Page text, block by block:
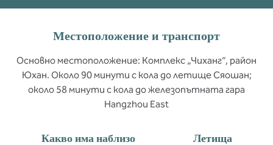
Местоположение и транспорт
Основно местоположение: Комплекс „Чиханг“, район
Юхан. Около 90 минути с кола до летище Сяошан;
около 58 минути с кола до железопътната гара
Hangzhou East
Какво има наблизо Летища